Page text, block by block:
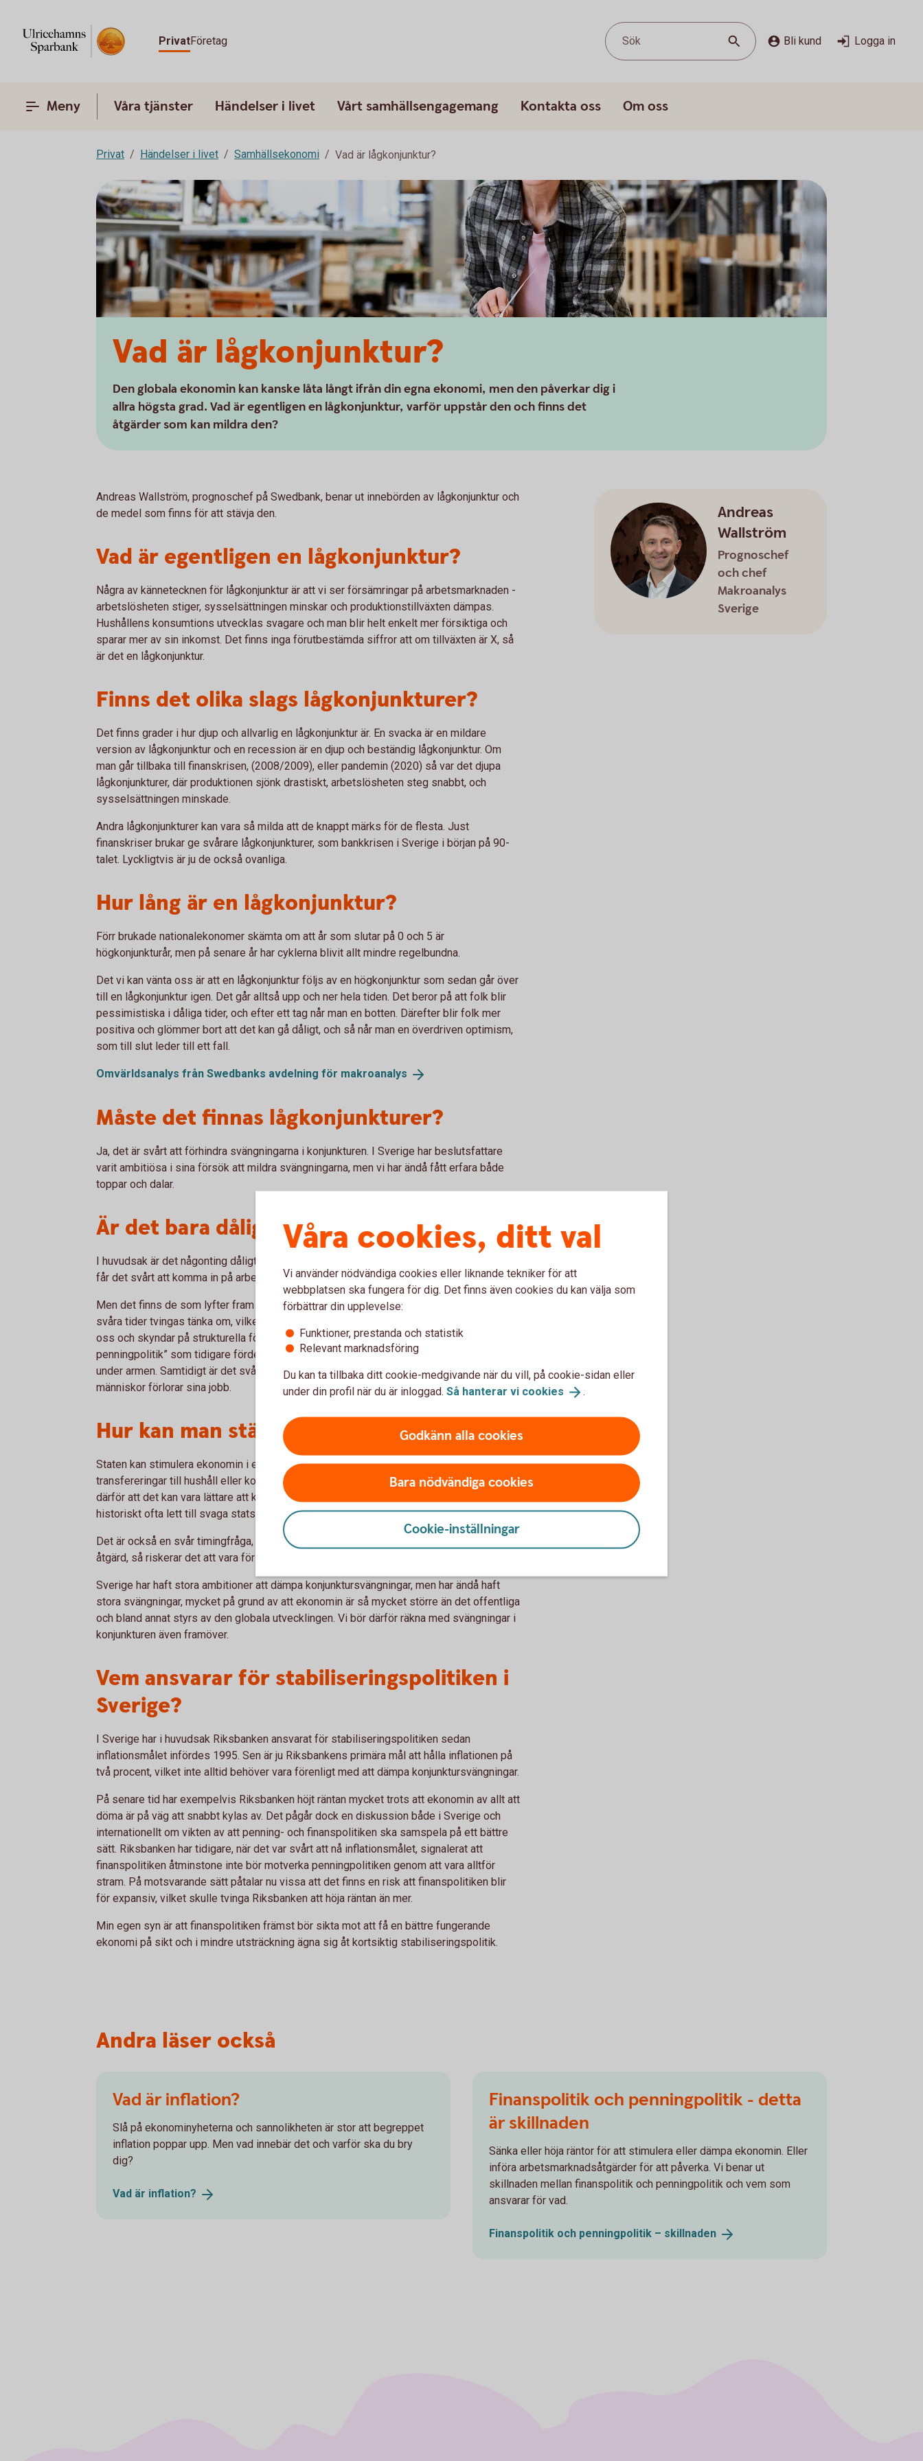
PrivatFöretag Sök Bli kund Logga in
Meny Våra tjänster Händelser i livet Vårt samhällsengagemang Kontakta oss Om oss
Privat Händelser i livet Samhällsekonomi Vad är lågkonjunktur?
Vad är lågkonjunktur?
Den globala ekonomin kan kanske låta långt ifrån din egna ekonomi, men den påverkar dig i
allra högsta grad. Vad är egentligen en lågkonjunktur, varför uppstår den och finns det
åtgärder som kan mildra den?
Andreas Wallström, prognoschef på Swedbank, benar ut innebörden av lågkonjunktur och
de medel som finns för att stävja den.
Vad är egentligen en lågkonjunktur?
Några av kännetecknen för lågkonjunktur är att vi ser försämringar på arbetsmarknaden -
arbetslösheten stiger, sysselsättningen minskar och produktionstillväxten dämpas.
Hushållens konsumtions utvecklas svagare och man blir helt enkelt mer försiktiga och
sparar mer av sin inkomst. Det finns inga förutbestämda siffror att om tillväxten är X, så
är det en lågkonjunktur.
Finns det olika slags lågkonjunkturer?
Det finns grader i hur djup och allvarlig en lågkonjunktur är. En svacka är en mildare
version av lågkonjunktur och en recession är en djup och beständig lågkonjunktur. Om
man går tillbaka till finanskrisen, (2008/2009), eller pandemin (2020) så var det djupa
lågkonjunkturer, där produktionen sjönk drastiskt, arbetslösheten steg snabbt, och
sysselsättningen minskade.
Andra lågkonjunkturer kan vara så milda att de knappt märks för de flesta. Just
finanskriser brukar ge svårare lågkonjunkturer, som bankkrisen i Sverige i början på 90-
talet. Lyckligtvis är ju de också ovanliga.
Hur lång är en lågkonjunktur?
Förr brukade nationalekonomer skämta om att år som slutar på 0 och 5 är
högkonjunkturår, men på senare år har cyklerna blivit allt mindre regelbundna.
Det vi kan vänta oss är att en lågkonjunktur följs av en högkonjunktur som sedan går över
till en lågkonjunktur igen. Det går alltså upp och ner hela tiden. Det beror på att folk blir
pessimistiska i dåliga tider, och efter ett tag når man en botten. Därefter blir folk mer
positiva och glömmer bort att det kan gå dåligt, och så når man en överdriven optimism,
som till slut leder till ett fall.
Omvärldsanalys från Swedbanks avdelning för makroanalys
Måste det finnas lågkonjunkturer?
Ja, det är svårt att förhindra svängningarna i konjunkturen. I Sverige har beslutsfattare
varit ambitiösa i sina försök att mildra svängningarna, men vi har ändå fått erfara både
toppar och dalar.
Är det bara dåligt med lågkonjunktur?
I huvudsak är det någonting dåligt i och med att människor blir arbetslösa och ungdomar
får det svårt att komma in på arbetsmarknaden, vilket kan sätta permanenta spår.
Men det finns de som lyfter fram positiva faktorer, bland de negativa, bland annat att vi i
svåra tider tvingas tänka om, vilket kan leda till att vi lämnar olönsamma projekt bakom
oss och skyndar på strukturella förändringar. Det har också funnits en kritik mot den ”lätta
penningpolitik” som tidigare fördes, med låg ränta, att den höll improduktiva företag
under armen. Samtidigt är det svårt att väga denna eventuella sidoeffekt mot att ett antal
människor förlorar sina jobb.
Hur kan man stävja en lågkonjunktur?
Staten kan stimulera ekonomin i en lågkonjunktur, till exempel genom ökade
transfereringar till hushåll eller kommuner. Men det är ganska svårt att styra, bland annat
därför att det kan vara lättare att komma överens om stimulanser än åtstramningar, vilket
historiskt ofta lett till svaga statsfinanser.
Det är också en svår timingfråga, för ofta när politiker väl har tagit ett beslut om en
åtgärd, så riskerar det att vara för sent och konjunkturen kanske redan är på väg upp igen.
Sverige har haft stora ambitioner att dämpa konjunktursvängningar, men har ändå haft
stora svängningar, mycket på grund av att ekonomin är så mycket större än det offentliga
och bland annat styrs av den globala utvecklingen. Vi bör därför räkna med svängningar i
konjunkturen även framöver.
Vem ansvarar för stabiliseringspolitiken i
Sverige?
I Sverige har i huvudsak Riksbanken ansvarat för stabiliseringspolitiken sedan
inflationsmålet infördes 1995. Sen är ju Riksbankens primära mål att hålla inflationen på
två procent, vilket inte alltid behöver vara förenligt med att dämpa konjunktursvängningar.
På senare tid har exempelvis Riksbanken höjt räntan mycket trots att ekonomin av allt att
döma är på väg att snabbt kylas av. Det pågår dock en diskussion både i Sverige och
internationellt om vikten av att penning- och finanspolitiken ska samspela på ett bättre
sätt. Riksbanken har tidigare, när det var svårt att nå inflationsmålet, signalerat att
finanspolitiken åtminstone inte bör motverka penningpolitiken genom att vara alltför
stram. På motsvarande sätt påtalar nu vissa att det finns en risk att finanspolitiken blir
för expansiv, vilket skulle tvinga Riksbanken att höja räntan än mer.
Min egen syn är att finanspolitiken främst bör sikta mot att få en bättre fungerande
ekonomi på sikt och i mindre utsträckning ägna sig åt kortsiktig stabiliseringspolitik.
Andreas
Wallström
Prognoschef
och chef
Makroanalys
Sverige
Andra läser också
Vad är inflation?
Slå på ekonominyheterna och sannolikheten är stor att begreppet
inflation poppar upp. Men vad innebär det och varför ska du bry
dig?
Vad är inflation?
Finanspolitik och penningpolitik - detta
är skillnaden
Sänka eller höja räntor för att stimulera eller dämpa ekonomin. Eller
införa arbetsmarknadsåtgärder för att påverka. Vi benar ut
skillnaden mellan finanspolitik och penningpolitik och vem som
ansvarar för vad.
Finanspolitik och penningpolitik – skillnaden
Våra cookies, ditt val
Vi använder nödvändiga cookies eller liknande tekniker för att
webbplatsen ska fungera för dig. Det finns även cookies du kan välja som
förbättrar din upplevelse:
Funktioner, prestanda och statistik
Relevant marknadsföring
Du kan ta tillbaka ditt cookie-medgivande när du vill, på cookie-sidan eller
under din profil när du är inloggad. Så hanterar vi cookies .
Godkänn alla cookies
Bara nödvändiga cookies
Cookie-inställningar